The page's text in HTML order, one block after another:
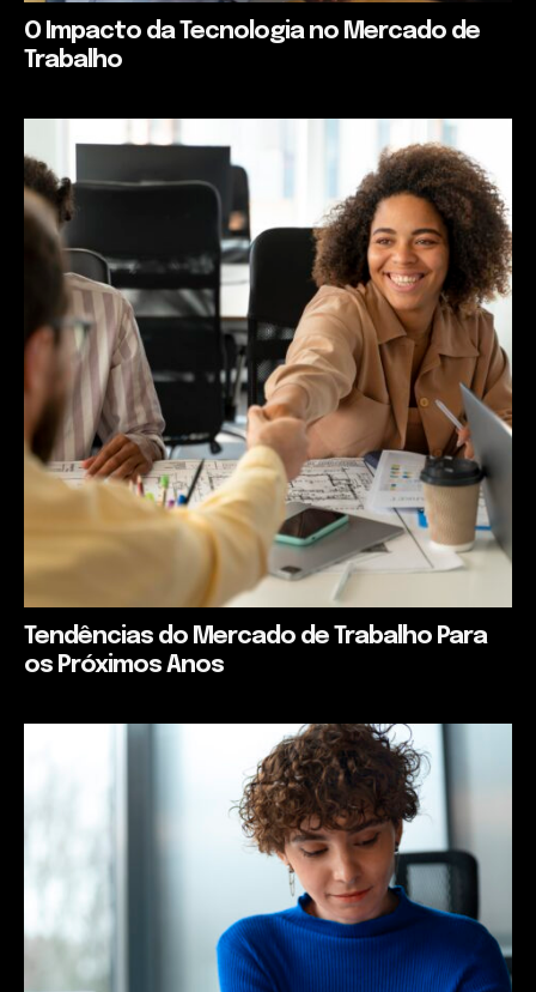
O Impacto da Tecnologia no Mercado de
Trabalho
Tendências do Mercado de Trabalho Para
os Próximos Anos